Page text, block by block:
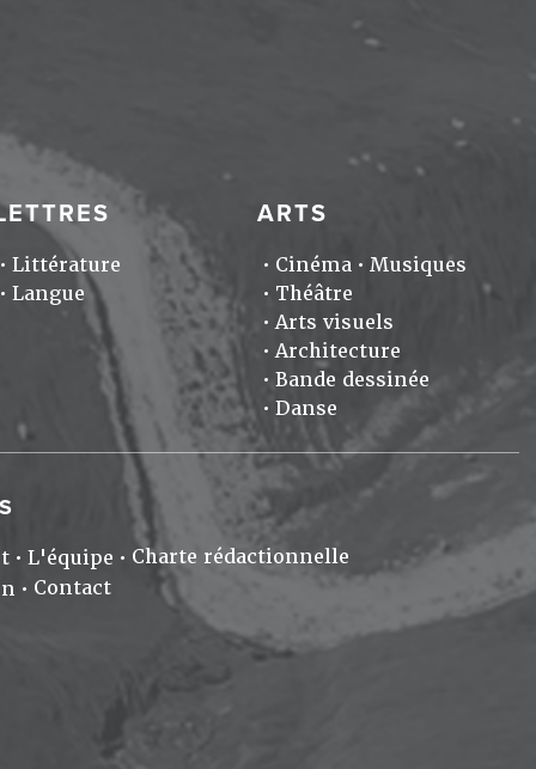
Littérature
Langue
ARTS
Cinéma
Musiques
Théâtre
Arts visuels
Architecture
Bande dessinée
Danse
L'équipe
Charte rédactionnelle
Contact